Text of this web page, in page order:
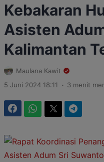
Kebakaran
Asisten
Kalimantan
Maulana Kawit
5 Juni 2024 18:11
. 3 menit